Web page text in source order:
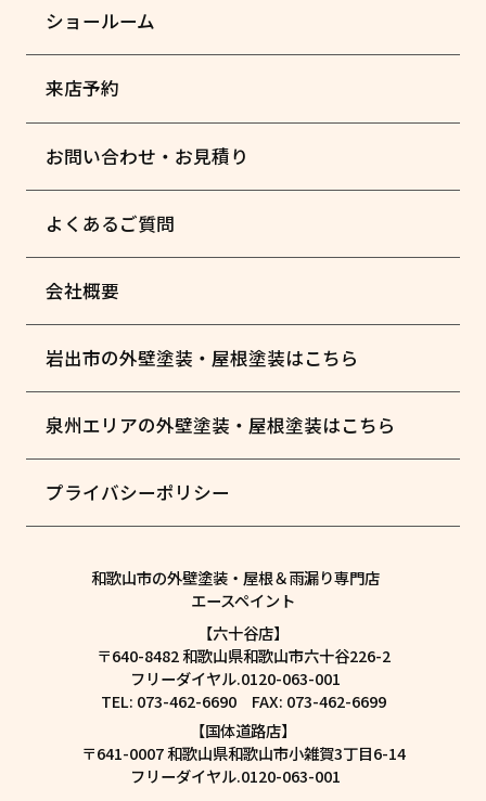
ショールーム
来店予約
お問い合わせ・お見積り
よくあるご質問
会社概要
岩出市の外壁塗装・屋根塗装はこちら
泉州エリアの外壁塗装・屋根塗装はこちら
プライバシーポリシー
和歌山市の外壁塗装・屋根＆雨漏り専門店
エースペイント
【六十谷店】
〒640-8482 和歌山県和歌山市六十谷226-2
フリーダイヤル.0120-063-001
TEL: 073-462-6690 FAX: 073-462-6699
【国体道路店】
〒641-0007 和歌山県和歌山市小雑賀3丁目6-14
フリーダイヤル.0120-063-001